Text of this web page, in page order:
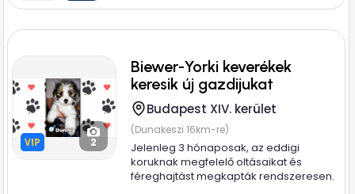
VIP
VIP 2
Biewer-Yorki keverékek
keresik új gazdijukat
Budapest XIV. kerület
(Dunakeszi 16km-re)
Jelenleg 3 hónaposak, az eddigi
koruknak megfelelő oltásaikat és
féreghajtást megkapták rendszeresen.